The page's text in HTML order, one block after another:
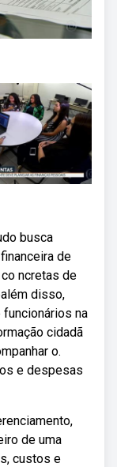
busca
de
ncretas de
disso,
na
cidadã
o.
e despesas
de uma
custos e